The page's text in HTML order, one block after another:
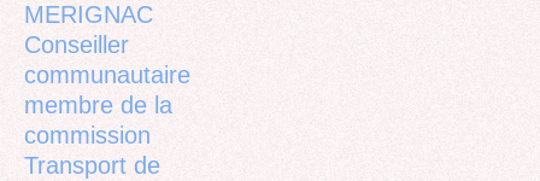
MERIGNAC
Conseiller
communautaire
membre de la
commission
Transport de